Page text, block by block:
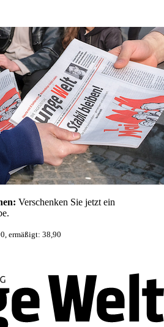
Verschenken Sie jetzt ein
ermäßigt: 38,90